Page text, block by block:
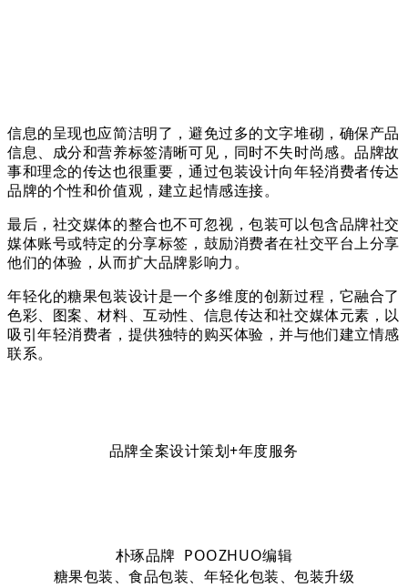
信息的呈现也应简洁明了，避免过多的文字堆砌，确保产品
信息、成分和营养标签清晰可见，同时不失时尚感。品牌故
事和理念的传达也很重要，通过包装设计向年轻消费者传达
品牌的个性和价值观，建立起情感连接。
最后，社交媒体的整合也不可忽视，包装可以包含品牌社交
媒体账号或特定的分享标签，鼓励消费者在社交平台上分享
他们的体验，从而扩大品牌影响力。
年轻化的糖果包装设计是一个多维度的创新过程，它融合了
色彩、图案、材料、互动性、信息传达和社交媒体元素，以
吸引年轻消费者，提供独特的购买体验，并与他们建立情感
联系。
品牌全案设计策划+年度服务
朴琢品牌 POOZHUO编辑
糖果包装、食品包装、年轻化包装、包装升级